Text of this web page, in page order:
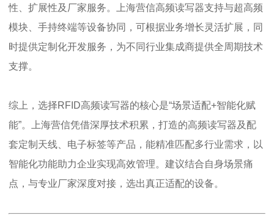
性、扩展性及厂家服务。上海营信高频读写器支持与超高频
模块、手持终端等设备协同，可根据业务增长灵活扩展，同
时提供定制化开发服务，为不同行业集成商提供全周期技术
支撑。
综上，选择RFID高频读写器的核心是“场景适配+智能化赋
能”。上海营信凭借深厚技术积累，打造的高频读写器及配
套定制天线、电子标签等产品，能精准匹配多行业需求，以
智能化功能助力企业实现高效管理。建议结合自身场景痛
点，与专业厂家深度对接，选出真正适配的设备。